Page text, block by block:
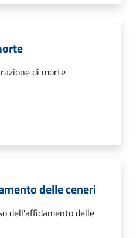
di morte
delle ceneri
dell'affidamento delle